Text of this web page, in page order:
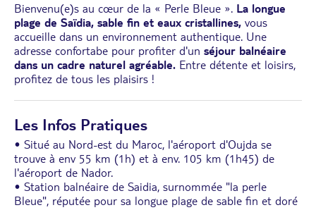
Bienvenu(e)s au cœur de la « Perle Bleue ». La longue
plage de Saïdia, sable fin et eaux cristallines, vous
accueille dans un environnement authentique. Une
adresse confortabe pour profiter d'un séjour balnéaire
dans un cadre naturel agréable. Entre détente et loisirs,
profitez de tous les plaisirs !
Les Infos Pratiques
• Situé au Nord-est du Maroc, l'aéroport d'Oujda se
trouve à env 55 km (1h) et à env. 105 km (1h45) de
l'aéroport de Nador.
• Station balnéaire de Saidia, surnommée "la perle
Bleue", réputée pour sa longue plage de sable fin et doré